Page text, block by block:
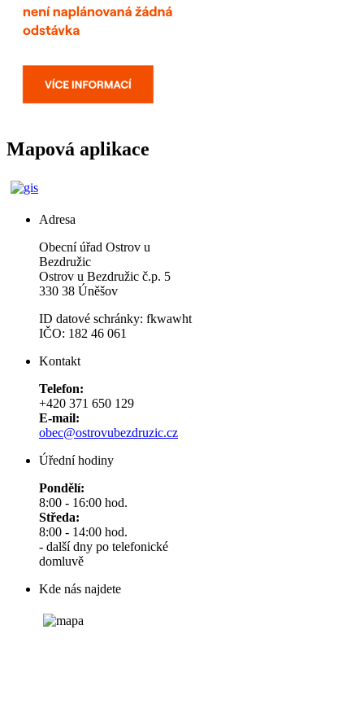
Mapová aplikace
Adresa
Obecní úřad Ostrov u
Bezdružic
Ostrov u Bezdružic č.p. 5
330 38 Úněšov
ID datové schránky: fkwawht
IČO: 182 46 061
Kontakt
Telefon:
+420 371 650 129
E-mail:
obec@ostrovubezdruzic.cz
Úřední hodiny
Pondělí:
8:00 - 16:00 hod.
Středa:
8:00 - 14:00 hod.
- další dny po telefonické
domluvě
Kde nás najdete